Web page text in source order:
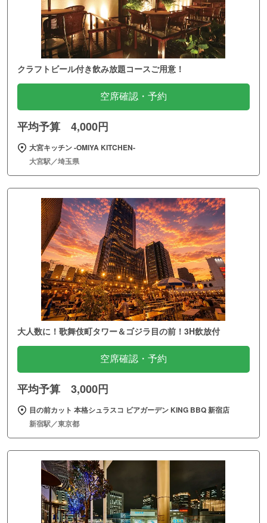
クラフトビール付き飲み放題コースご用意！
空席確認・予約
平均予算 4,000円
大宮キッチン ‐OMIYA KITCHEN‐
大宮駅／埼玉県
大人数に！歌舞伎町タワー＆ゴジラ目の前！3H飲放付
空席確認・予約
平均予算 3,000円
目の前カット 本格シュラスコ ビアガーデン KING BBQ 新宿店
新宿駅／東京都